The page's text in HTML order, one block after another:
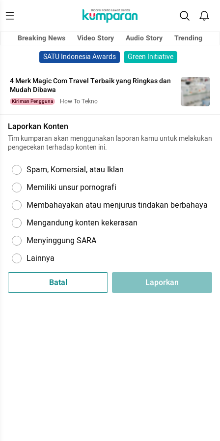
Breaking News Video Story Audio Story
Trending
SATU Indonesia Awards
Green Initiative
4 Merk Magic Com Travel Terbaik yang Ringkas dan
Mudah Dibawa
Kiriman Pengguna How To Tekno
Laporkan Konten
Tim kumparan akan menggunakan laporan kamu untuk melakukan
pengecekan terhadap konten ini.
Spam, Komersial, atau Iklan
Memiliki unsur pornografi
Membahayakan atau menjurus tindakan berbahaya
Mengandung konten kekerasan
Menyinggung SARA
Lainnya
Batal Laporkan